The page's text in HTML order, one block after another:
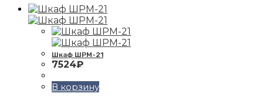
Шкаф ШРМ-21
7524₽
В корзину